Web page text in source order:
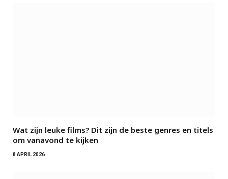
Wat zijn leuke films? Dit zijn de beste genres en titels
om vanavond te kijken
8 APRIL 2026